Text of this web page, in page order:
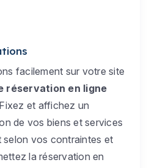
facilement sur votre site
réservation en ligne
et affichez un
de vos biens et services
selon vos contraintes et
la réservation en